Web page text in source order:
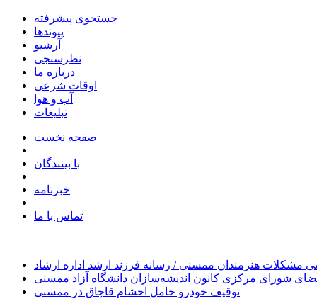
جستجوی پیشرفته
پیوندها
آرشیو
نظرسنجی
درباره ما
اوقات شرعی
آب و هوا
تبلیغات
صفحه نخست
با بینندگان
خبرنامه
تماس با ما
مشکلات هنرمندان ممسنی / رسانه فرزند ارشد اداره ارشاد
شورای مرکزی کانون اندیشه‌سازان دانشگاه آزاد ممسنی
توقیف خودرو حامل احشام قاچاق در ممسنی